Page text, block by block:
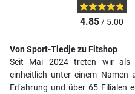
4.85/ 5.00
Von Sport-Tiedje zu Fitshop
Seit Mai 2024 treten wir als
einheitlich unter einem
Erfahrung und über 65 Filialen